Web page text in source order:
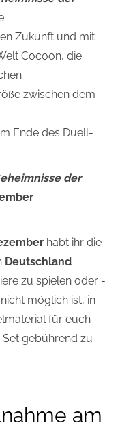
Zukunft und mit
Cocoon, die
zwischen dem
Ende des Duell-
der
habt ihr die
Deutschland
zu spielen oder -
möglich ist, in
für euch
gebührend zu
am